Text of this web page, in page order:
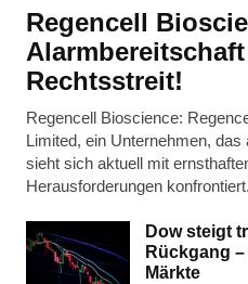
Regencell
Rechtsstreit!
Regencell Bioscience:
Limited, ein Unternehmen,
sieht sich aktuell mit
Herausforderungen
Dow steigt
Rückgang
Märkte